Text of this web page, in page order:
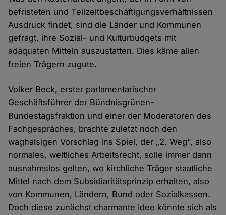
befristeten und Teilzeitbeschäftigungsverhältnissen
Ausdruck findet, sind die Länder und Kommunen
gefragt, ihre Sozial- und Kulturbudgets mit
adäquaten Mitteln auszustatten. Dies käme allen
freien Trägern zugute.
Volker Beck, erster parlamentarischer
Geschäftsführer der Bündnisgrünen-
Bundestagsfraktion und einer der Moderatoren des
Fachgespräches, brachte zuletzt noch den
waghalsigen Vorschlag ins Spiel, der „2. Weg“, also
normales, weltliches Arbeitsrecht, solle immer dann
ausnahmslos gelten, wo kirchliche Träger staatliche
Mittel nach dem Subsidiaritätsprinzip erhalten, also
von Kommunen, Ländern, Bund oder Sozialkassen.
Doch diese zunächst charmante Idee könnte sich als